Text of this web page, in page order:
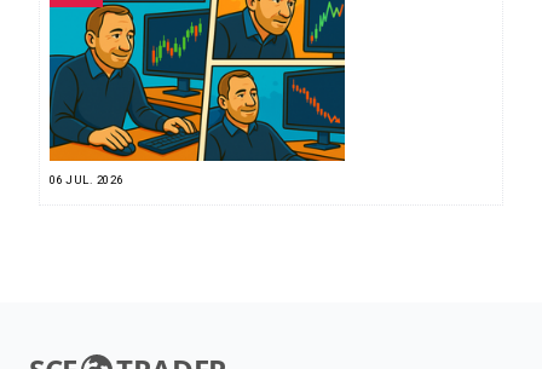
06 JUL. 2026